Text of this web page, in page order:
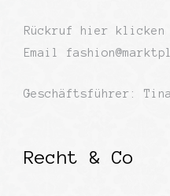
Rückruf
hier klicken
Email
Geschäftsführer:
Recht & Co